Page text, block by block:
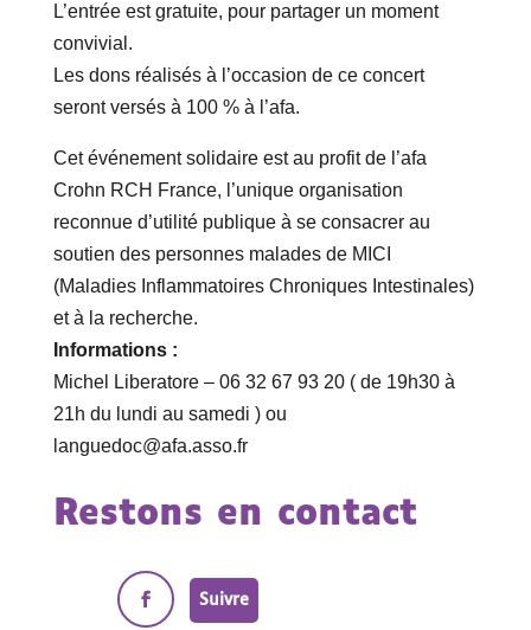
L’entrée est gratuite, pour partager un moment
convivial.
Les dons réalisés à l’occasion de ce concert
seront versés à 100 % à l’afa.
Cet événement solidaire est au profit de l’afa
Crohn RCH France, l’unique organisation
reconnue d’utilité publique à se consacrer au
soutien des personnes malades de MICI
(Maladies Inflammatoires Chroniques Intestinales)
et à la recherche.
Informations :
Michel Liberatore – 06 32 67 93 20 ( de 19h30 à
21h du lundi au samedi ) ou
languedoc@afa.asso.fr
Restons en contact
Suivre